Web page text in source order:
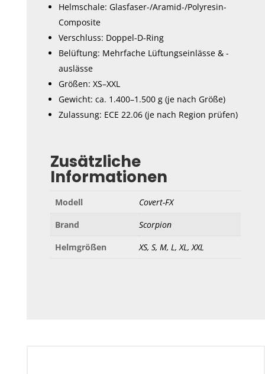
Helmschale: Glasfaser-/Aramid-/Polyresin-
Composite
Verschluss: Doppel-D-Ring
Belüftung: Mehrfache Lüftungseinlässe & -
auslässe
Größen: XS–XXL
Gewicht: ca. 1.400–1.500 g (je nach Größe)
Zulassung: ECE 22.06 (je nach Region prüfen)
Zusätzliche
Informationen
Modell
Covert-FX
Brand
Scorpion
Helmgrößen
XS, S, M, L, XL, XXL